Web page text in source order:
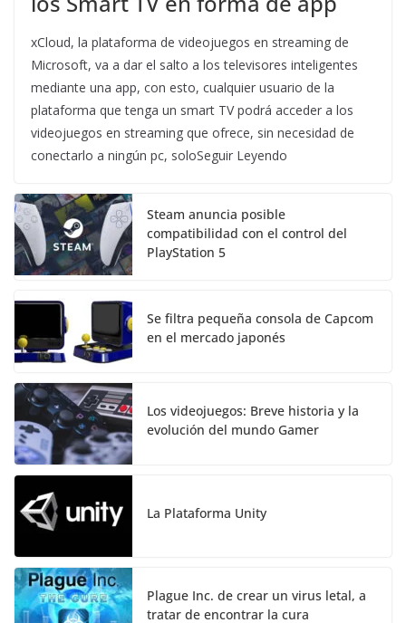
xCloud, la plataforma de videojuegos en streaming de
Microsoft, va a dar el salto a los televisores inteligentes
mediante una app, con esto, cualquier usuario de la
plataforma que tenga un smart TV podrá acceder a los
videojuegos en streaming que ofrece, sin necesidad de
conectarlo a ningún pc, soloSeguir Leyendo
Steam anuncia posible
compatibilidad con el control del
PlayStation 5
Se filtra pequeña consola de Capcom
en el mercado japonés
Los videojuegos: Breve historia y la
evolución del mundo Gamer
La Plataforma Unity
Plague Inc. de crear un virus letal, a
tratar de encontrar la cura